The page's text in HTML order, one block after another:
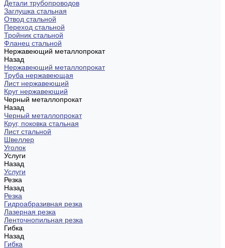
Детали трубопроводов
Заглушка стальная
Отвод стальной
Переход стальной
Тройник стальной
Фланец стальной
Нержавеющий металлопрокат
Назад
Нержавеющий металлопрокат
Труба нержавеющая
Лист нержавеющий
Круг нержавеющий
Черный металлопрокат
Назад
Черный металлопрокат
Круг, поковка стальная
Лист стальной
Швеллер
Уголок
Услуги
Назад
Услуги
Резка
Назад
Резка
Гидроабразивная резка
Лазерная резка
Ленточнопильная резка
Гибка
Назад
Гибка